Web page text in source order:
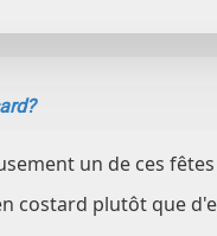
un de ces
costard plutôt que